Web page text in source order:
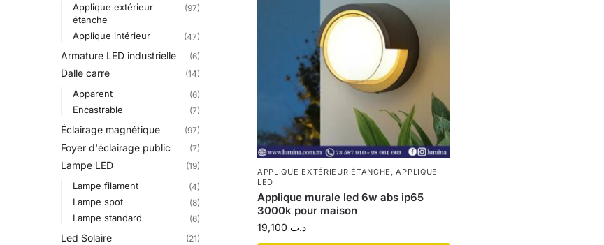
APPLIQUE EXTÉRIEUR ÉTANCHE ,APPLIQUE
LED
Applique murale led 6w abs ip65
3000k pour maison
د.ت
Applique extérieur
étanche
(97)
Applique intérieur (47)
Armature LED industrielle (6)
Dalle carre (14)
Apparent (6)
Encastrable (7)
Éclairage magnétique (97)
Foyer d'éclairage public (7)
Lampe LED (19)
Lampe filament (4)
Lampe spot (8)
Lampe standard (6)
Led Solaire (21)